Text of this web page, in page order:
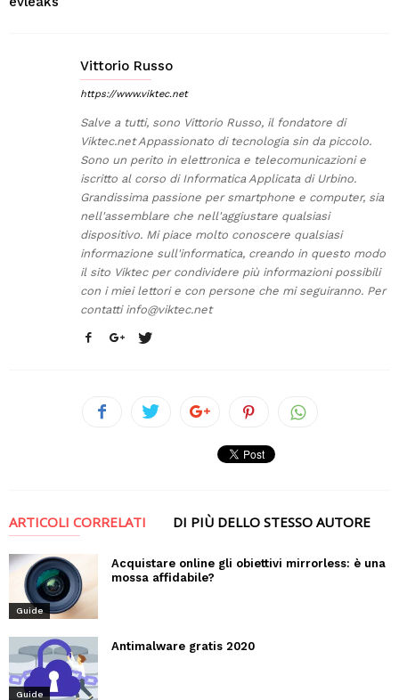
Vittorio Russo
https://www.viktec.net
Salve a tutti, sono Vittorio Russo, il fondatore di
Viktec.net Appassionato di tecnologia sin da piccolo.
Sono un perito in elettronica e telecomunicazioni e
iscritto al corso di Informatica Applicata di Urbino.
Grandissima passione per smartphone e computer, sia
nell'assemblare che nell'aggiustare qualsiasi
dispositivo. Mi piace molto conoscere qualsiasi
informazione sull'informatica, creando in questo modo
il sito Viktec per condividere più informazioni possibili
con i miei lettori e con persone che mi seguiranno. Per
contatti info@viktec.net
ARTICOLI CORRELATI DI PIÙ DELLO STESSO AUTORE
Guide
Acquistare online gli obiettivi mirrorless: è una
mossa affidabile?
Guide
Antimalware gratis 2020